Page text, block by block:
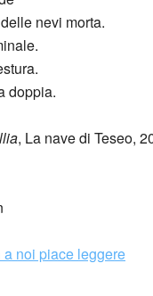
nevi morta.
doppia.
, La nave di Teseo,